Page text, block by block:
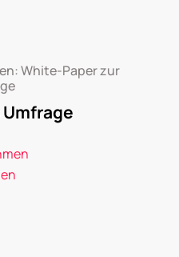
White-Paper zur